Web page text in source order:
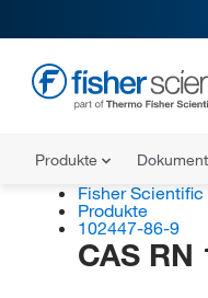
Produkte
Fisher Scientific
Produkte
102447-86-9
CAS RN